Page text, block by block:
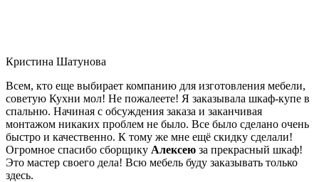
Кристина Шатунова
Всем, кто еще выбирает компанию для изготовления мебели,
советую Кухни мол! Не пожалеете! Я заказывала шкаф-купе в
спальню. Начиная с обсуждения заказа и заканчивая
монтажом никаких проблем не было. Все было сделано очень
быстро и качественно. К тому же мне ещё скидку сделали!
Огромное спасибо сборщику Алексею за прекрасный шкаф!
Это мастер своего дела! Всю мебель буду заказывать только
здесь.